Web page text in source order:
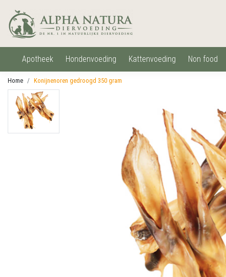
apotheek hondenvoeding kattenvoeding non food
Home Konijnenoren gedroogd 350 gram